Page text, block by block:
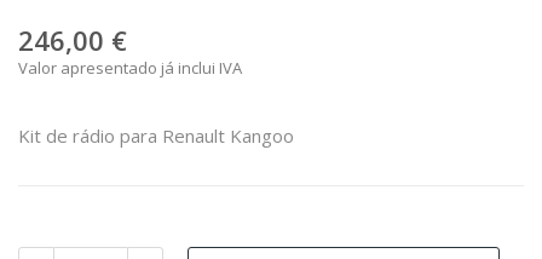
246,00 €
Valor apresentado já inclui IVA
Kit de rádio para Renault Kangoo